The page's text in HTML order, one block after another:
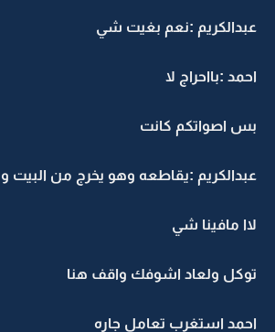
عبدالكريم :نعم بغيت شي
احمد :بااحراج لا
بس اصواتكم كانت
عبدالكريم :يقاطعه وهو يخرج من البيت
لاا مافينا شي
توكل ولعاد اشوفك واقف هنا
احمد استغرب تعامل جاره